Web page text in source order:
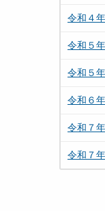
令和４
令和５
令和５
令和６
令和７
令和７